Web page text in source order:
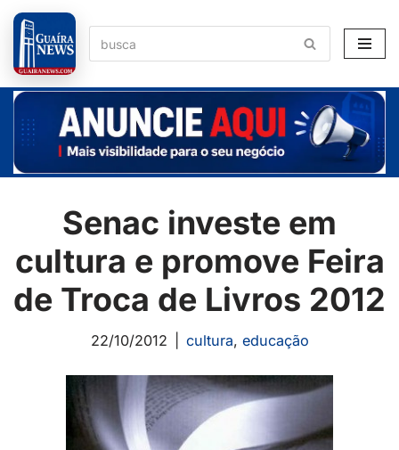
Pular
para
o
conteúdo
Senac investe em
cultura e promove Feira
de Troca de Livros 2012
22/10/2012 cultura, educação